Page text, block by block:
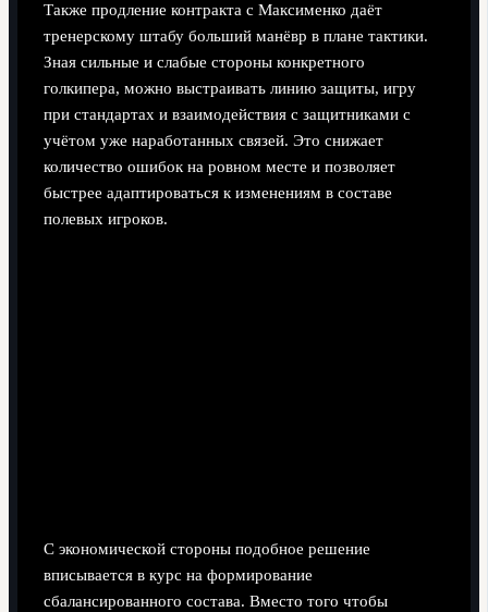
Также продление контракта с Максименко даёт
тренерскому штабу больший манёвр в плане тактики.
Зная сильные и слабые стороны конкретного
голкипера, можно выстраивать линию защиты, игру
при стандартах и взаимодействия с защитниками с
учётом уже наработанных связей. Это снижает
количество ошибок на ровном месте и позволяет
быстрее адаптироваться к изменениям в составе
полевых игроков.
С экономической стороны подобное решение
вписывается в курс на формирование
сбалансированного состава. Вместо того чтобы